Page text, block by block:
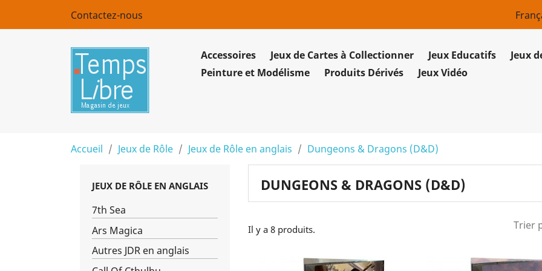
Contactez-nous
Accessoires Jeux de Cartes à Collectionner Jeux Educatifs Jeux
Peinture et Modélisme
Produits Dérivés Jeux Vidéo
Accueil Jeux de Rôle Jeux de Rôle en anglais Dungeons & Dragons (D&D)
JEUX DE RÔLE EN ANGLAIS
7th Sea
Ars Magica
Autres JDR en anglais
DUNGEONS & DRAGONS (D&D)
Il y a 8 produits.
Trier